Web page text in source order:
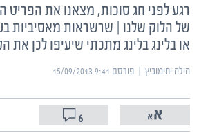
רגע לפני חג סוכות, מצאנו את הפריט
של הלוק שלנו | שרשראות מאסיביות
או בלינג בלינג מתכתי שיעיפו לכן את
הילה יחימוביץ' | ‏פורסם ‎15/09/2013 9:41
6